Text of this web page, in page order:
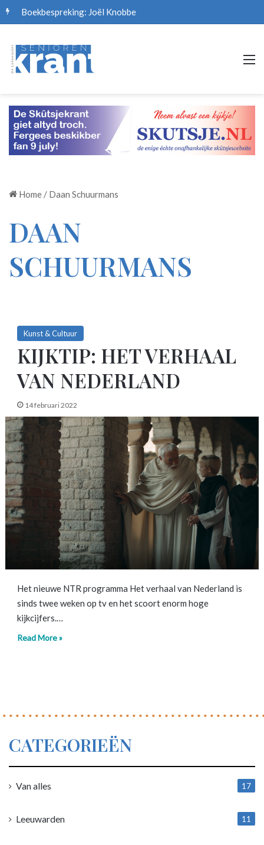
Boekbespreking: Joël Knobbe
Home / Daan Schuurmans
DAAN
SCHUURMANS
Kunst & Cultuur
KIJKTIP: HET VERHAAL
VAN NEDERLAND
14 februari 2022
Het nieuwe NTR programma Het verhaal van Nederland is
sinds twee weken op tv en het scoort enorm hoge
kijkcijfers.…
Read More »
CATEGORIEËN
Van alles
17
Leeuwarden
11